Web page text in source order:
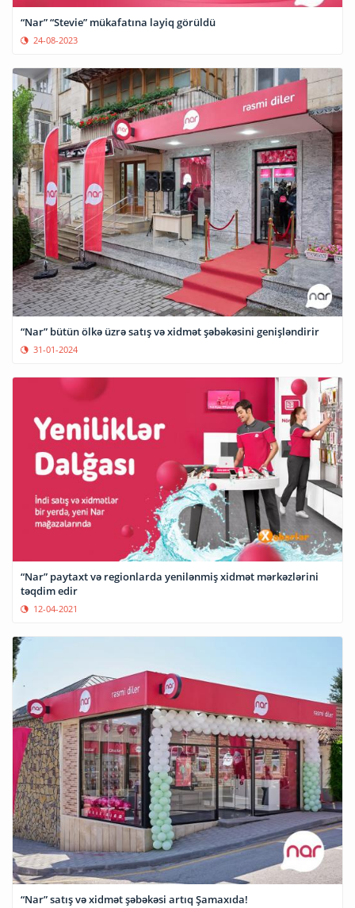
“Nar” “Stevie” mükafatına layiq görüldü
24-08-2023
“Nar” bütün ölkə üzrə satış və xidmət şəbəkəsini genişləndirir
31-01-2024
“Nar” paytaxt və regionlarda yenilənmiş xidmət mərkəzlərini
təqdim edir
12-04-2021
“Nar” satış və xidmət şəbəkəsi artıq Şamaxıda!